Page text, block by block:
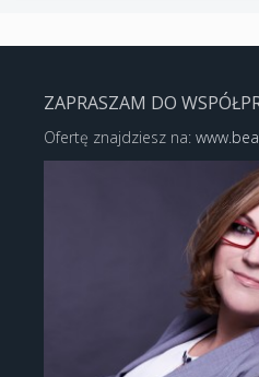
ZAPRASZAM DO
Ofertę znajdziesz na: